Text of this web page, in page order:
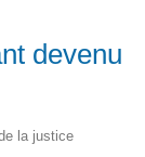
devenu
la justice